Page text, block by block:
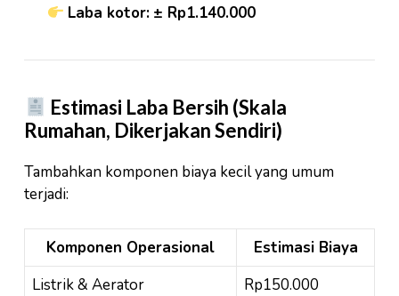
Laba kotor: ± Rp1.140.000
Estimasi Laba Bersih (Skala
Rumahan, Dikerjakan Sendiri)
Tambahkan komponen biaya kecil yang umum
terjadi:
Komponen Operasional
Estimasi Biaya
Listrik & Aerator
Rp150.000